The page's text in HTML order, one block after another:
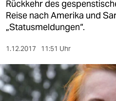
gesellschaft
kultur
sport
berlin
nord
Rückkehr des
Reise nach Amerika und
„Statusmeldungen“.
1.12.2017 11:51 Uhr